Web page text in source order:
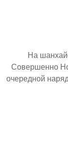
На
Совершенно
очередной